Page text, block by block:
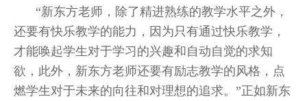
“新东方老师，除了精进熟练的教学水平之外，
还要有快乐教学的能力，因为只有通过快乐教学，
才能唤起学生对于学习的兴趣和自动自觉的求知
欲，此外，新东方老师还要有励志教学的风格，点
燃学生对于未来的向往和对理想的追求。”正如新东